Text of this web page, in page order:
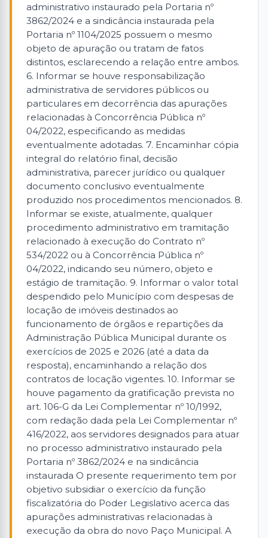
administrativo instaurado pela Portaria nº
3862/2024 e a sindicância instaurada pela
Portaria nº 1104/2025 possuem o mesmo
objeto de apuração ou tratam de fatos
distintos, esclarecendo a relação entre ambos.
6. Informar se houve responsabilização
administrativa de servidores públicos ou
particulares em decorrência das apurações
relacionadas à Concorrência Pública nº
04/2022, especificando as medidas
eventualmente adotadas. 7. Encaminhar cópia
integral do relatório final, decisão
administrativa, parecer jurídico ou qualquer
documento conclusivo eventualmente
produzido nos procedimentos mencionados. 8.
Informar se existe, atualmente, qualquer
procedimento administrativo em tramitação
relacionado à execução do Contrato nº
534/2022 ou à Concorrência Pública nº
04/2022, indicando seu número, objeto e
estágio de tramitação. 9. Informar o valor total
despendido pelo Município com despesas de
locação de imóveis destinados ao
funcionamento de órgãos e repartições da
Administração Pública Municipal durante os
exercícios de 2025 e 2026 (até a data da
resposta), encaminhando a relação dos
contratos de locação vigentes. 10. Informar se
houve pagamento da gratificação prevista no
art. 106-G da Lei Complementar nº 10/1992,
com redação dada pela Lei Complementar nº
416/2022, aos servidores designados para atuar
no processo administrativo instaurado pela
Portaria nº 3862/2024 e na sindicância
instaurada O presente requerimento tem por
objetivo subsidiar o exercício da função
fiscalizatória do Poder Legislativo acerca das
apurações administrativas relacionadas à
execução da obra do novo Paço Municipal. A